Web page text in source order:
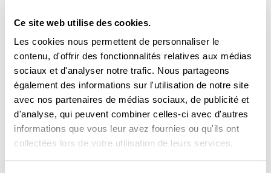
Ce site web utilise des cookies.
Les cookies nous permettent de personnaliser le
contenu, d'offrir des fonctionnalités relatives aux médias
sociaux et d'analyser notre trafic. Nous partageons
également des informations sur l'utilisation de notre site
avec nos partenaires de médias sociaux, de publicité et
d'analyse, qui peuvent combiner celles-ci avec d'autres
informations que vous leur avez fournies ou qu'ils ont
collectées lors de votre utilisation de leurs services.
Un documentaire richement illustré d’archives
des voyages deJean-Paul II, puits de prière
et d’affection pour Marie dont il a contribué à
restaurer le culte.